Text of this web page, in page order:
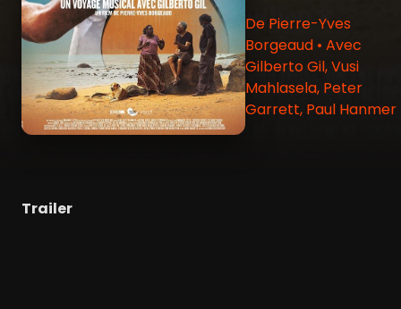
De Pierre-Yves
Borgeaud • Avec
Gilberto Gil, Vusi
Mahlasela, Peter
Garrett, Paul Hanmer
Trailer